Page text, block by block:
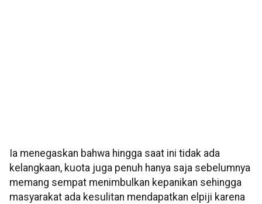
Ia menegaskan bahwa hingga saat ini tidak ada
kelangkaan, kuota juga penuh hanya saja sebelumnya
memang sempat menimbulkan kepanikan sehingga
masyarakat ada kesulitan mendapatkan elpiji karena